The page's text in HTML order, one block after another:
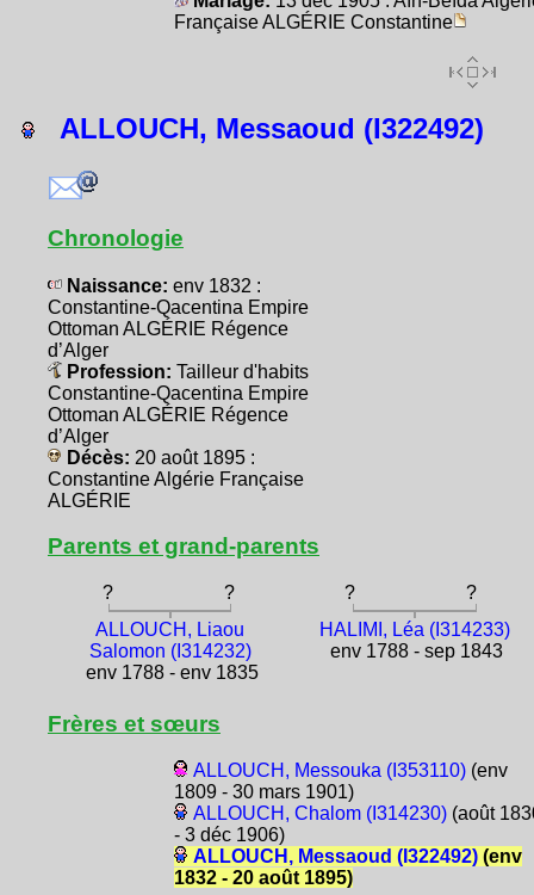
Française ALGÉRIE Constantine
ALLOUCH, Messaoud (I322492)
Chronologie
Naissance: env 1832 :
Constantine-Qacentina Empire
Ottoman ALGÉRIE Régence
d’Alger
Profession: Tailleur d'habits
Constantine-Qacentina Empire
Ottoman ALGÉRIE Régence
d’Alger
Décès: 20 août 1895 :
Constantine Algérie Française
ALGÉRIE
Parents et grand-parents
? ? ?
?
ALLOUCH, Liaou
Salomon (I314232)
env 1788 - env 1835
HALIMI, Léa (I314233)
env 1788 - sep 1843
Frères et sœurs
ALLOUCH, Messouka (I353110)(env
1809 - 30 mars 1901)
ALLOUCH, Chalom (I314230)(août
- 3 déc 1906)
ALLOUCH, Messaoud (I322492)(env
1832 - 20 août 1895)